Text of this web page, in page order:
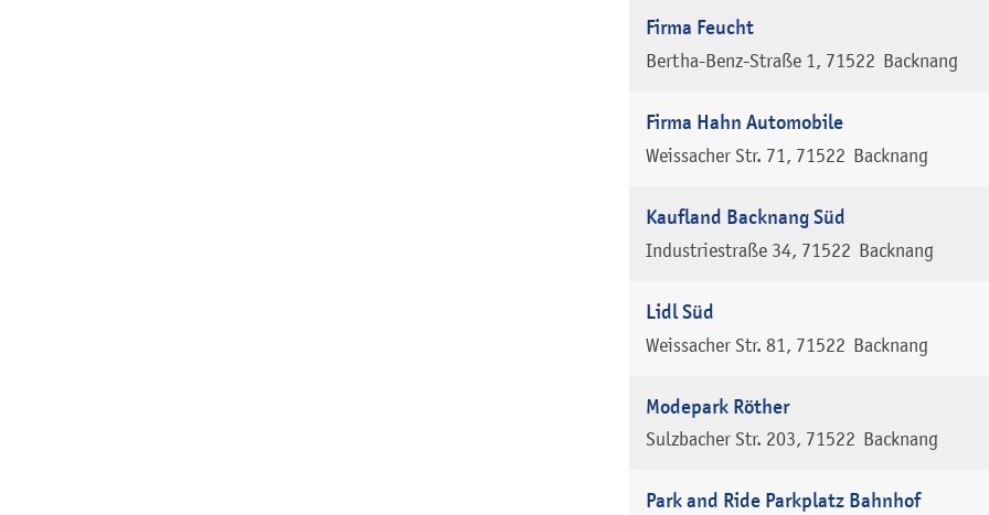
Firma Feucht
Bertha-Benz-Straße 1 71522 Backnang
Firma Hahn Automobile
Weissacher Str. 71 71522 Backnang
Kaufland Backnang Süd
Industriestraße 34 71522 Backnang
Lidl Süd
Weissacher Str. 81 71522 Backnang
Modepark Röther
Sulzbacher Str. 203 71522 Backnang
Park and Ride Parkplatz Bahnhof